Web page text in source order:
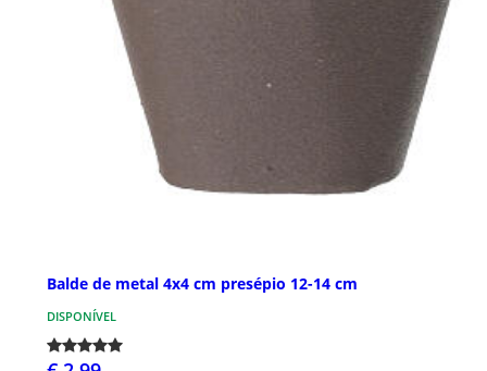
Balde de metal 4x4 cm presépio 12-14 cm
DISPONÍVEL